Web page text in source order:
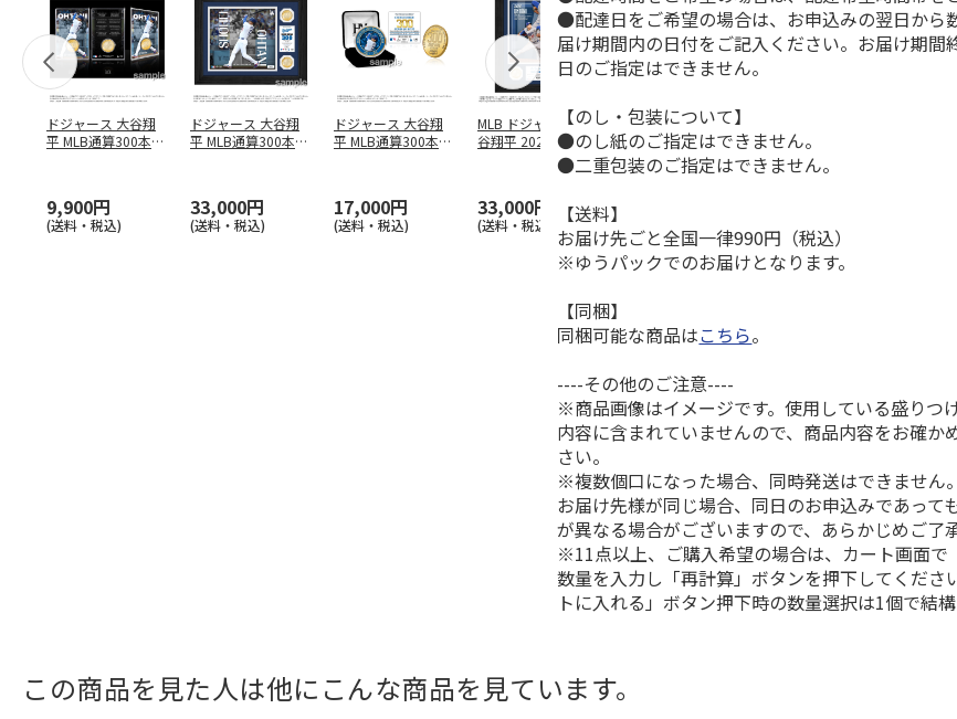
ドジャース 大谷翔
平 MLB通算300本塁
9,900円
(送料・税込)
ドジャース 大谷翔
平 MLB通算300本塁
33,000円
(送料・税込)
ドジャース 大谷翔
平 MLB通算300本塁
17,000円
(送料・税込)
MLB ドジャース 大
谷翔平 2026 NL 3・
33,000円
(送料・税込)
ドジャース 大谷翔
平 日本人最多53試
合連続出塁記念 ダ
ブ…
平 日本人最多53試
合連続出塁記念 コ
イ…
●配達日をご希望の場合は、お申込みの翌日から
届け期間内の日付をご記入ください。お届け期間
日のご指定はできません。
【のし・包装について】
●のし紙のご指定はできません。
●二重包装のご指定はできません。
【送料】
お届け先ごと全国一律990円（税込）
※ゆうパックでのお届けとなります。
【同梱】
同梱可能な商品はこちら。
----その他のご注意----
※商品画像はイメージです。使用している盛りつ
内容に含まれていませんので、商品内容をお確か
さい。
※複数個口になった場合、同時発送はできません
お届け先様が同じ場合、同日のお申込みであって
が異なる場合がございますので、あらかじめご了
※11点以上、ご購入希望の場合は、カート画面で
数量を入力し「再計算」ボタンを押下してくださ
トに入れる」ボタン押下時の数量選択は1個で結構
この商品を見た人は他にこんな商品を見ています。